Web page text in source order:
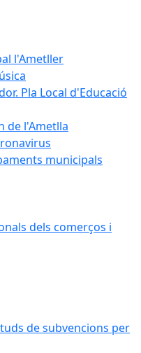
l'Ametller
Pla Local d'Educació
de l'Ametlla
municipals
dels comerços i
de subvencions per